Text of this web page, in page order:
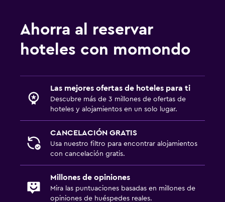
Servicios de lavandería/tintorería
Plancha y tabla de planchar
Actividades
Salón de belleza
Cancha de básquetbol
Enchufe cerca de la cama
Ahorra al reservar
hoteles con momondo
Las mejores ofertas de hoteles para ti
Descubre más de 3 millones de ofertas de
hoteles y alojamientos en un solo lugar.
CANCELACIÓN GRATIS
Usa nuestro filtro para encontrar alojamientos
con cancelación gratis.
Millones de opiniones
Mira las puntuaciones basadas en millones de
opiniones de huéspedes reales.